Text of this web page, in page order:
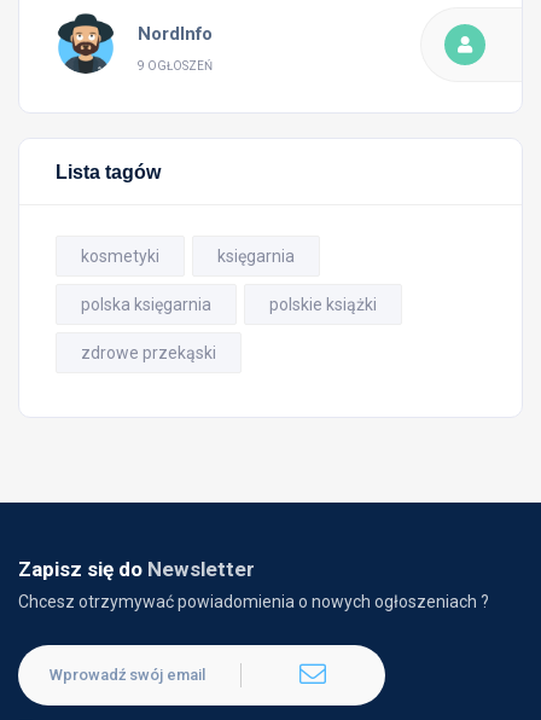
NordInfo
9 OGŁOSZEŃ
Lista tagów
kosmetyki księgarnia
polska księgarnia polskie książki
zdrowe przekąski
Zapisz się do Newsletter
Chcesz otrzymywać powiadomienia o nowych ogłoszeniach ?